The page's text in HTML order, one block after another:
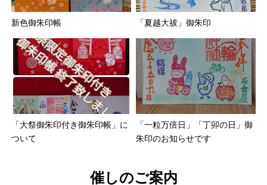
新色御朱印帳 「夏越大祓」御朱印
「大祭御朱印付き御朱印帳」に
ついて
「一粒万倍日」「丁卯の日」御
朱印のお知らせです
催しのご案内